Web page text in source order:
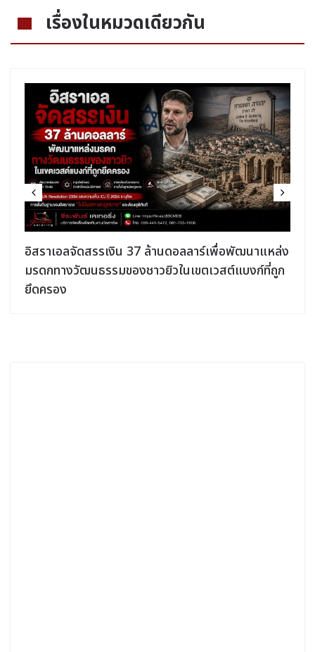
เรื่องในหมวดเดียวกัน
อิสราเอลจัดสรรเงิน 37 ล้านดอลลาร์เพื่อพัฒนาแหล่ง
มรดกทางวัฒนธรรมของชาวยิวในเขตเวสต์แบงก์ที่ถูก
ยึดครอง